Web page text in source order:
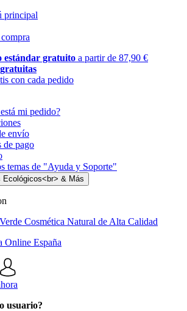
principal
estándar gratuito a partir de 87,90 €
con cada pedido
mi pedido?
envío
de pago
temas de "Ayuda y Soporte"
Cosmética Natural de Alta Calidad
usuario?